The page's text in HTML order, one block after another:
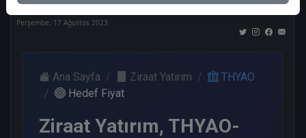
Perşembe, 17 Ağustos 2023
Ana Sayfa Ziraat Yatırım
THYAO
Hedef Fiyat
Ziraat Yatırım, THYAO-